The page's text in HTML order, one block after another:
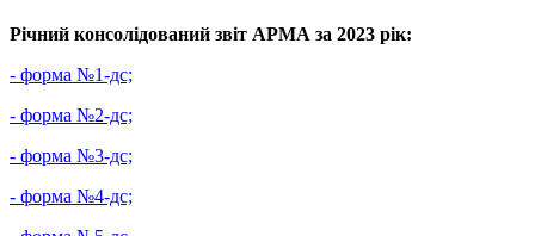
Річний консолідований звіт АРМА за 2023 рік:
- форма №1-дс;
- форма №2-дс;
- форма №3-дс;
- форма №4-дс;